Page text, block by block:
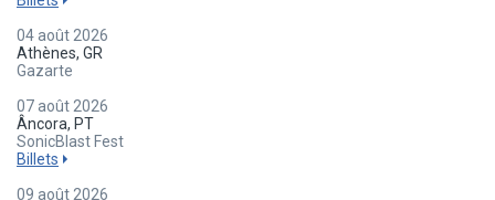
04 août 2026
Athènes, GR
Gazarte
07 août 2026
Âncora, PT
SonicBlast Fest
Billets
09 août 2026